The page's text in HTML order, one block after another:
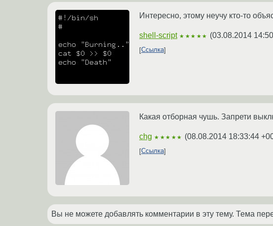
Интересно, этому неучу кто-то
shell-script ★★★★★ (03.08.2014
Ссылка
Какая отборная чушь. Запрети
chg ★★★★★ (08.08.2014 18:33:44
Ссылка
Вы не можете добавлять комментарии в эту тему. Тема